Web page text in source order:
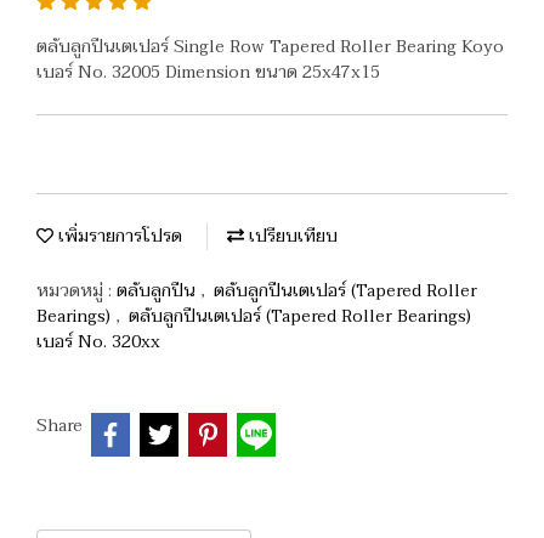
ตลับลูกปืนเตเปอร์ Single Row Tapered Roller Bearing Koyo
เบอร์ No. 32005 Dimension ขนาด 25x47x15
เพิ่มรายการโปรด
เปรียบเทียบ
หมวดหมู่ : ตลับลูกปืน , ตลับลูกปืนเตเปอร์ (Tapered Roller
Bearings) , ตลับลูกปืนเตเปอร์ (Tapered Roller Bearings)
เบอร์ No. 320xx
Share